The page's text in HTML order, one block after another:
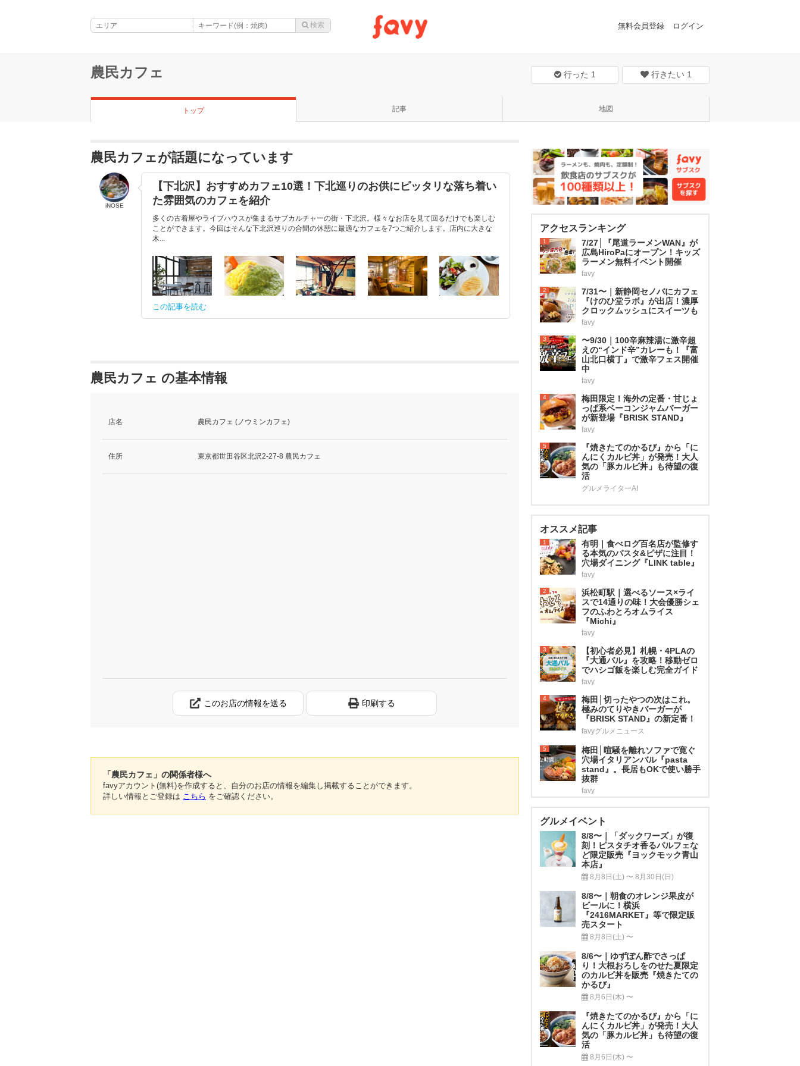
無料会員登録 ログイン
農民カフェ 行った 1 行きたい 1
トップ 記事 地図
農民カフェが話題になっています
iNOSE
【下北沢】おすすめカフェ10選！下北巡りのお供にピッタリな落ち着い
た雰囲気のカフェを紹介
多くの古着屋やライブハウスが集まるサブカルチャーの街・下北沢。様々なお店を見て回るだけでも楽しむ
ことができます。今回はそんな下北沢巡りの合間の休憩に最適なカフェを7つご紹介します。店内に大きな
木...
この記事を読む
農民カフェ の基本情報
店名 農民カフェ (ノウミンカフェ)
住所 東京都世田谷区北沢2-27-8 農民カフェ
このお店の情報を送る 印刷する
「農民カフェ」の関係者様へ
favyアカウント(無料)を作成すると、自分のお店の情報を編集し掲載することができます。
詳しい情報とご登録は こちら をご確認ください。
アクセスランキング
1
7/27│『尾道ラーメンWAN』が
広島HiroPaにオープン！キッズ
ラーメン無料イベント開催
favy
2
7/31〜｜新静岡セノバにカフェ
『けのひ堂ラボ』が出店！濃厚
クロックムッシュにスイーツも
favy
3
〜9/30｜100辛麻辣湯に激辛超
えの“インド辛”カレーも！『富
山北口横丁』で激辛フェス開催
中
favy
4
梅田限定！海外の定番・甘じょ
っぱ系ベーコンジャムバーガー
が新登場『BRISK STAND』
favy
5
『焼きたてのかるび』から「に
んにくカルビ丼」が発売！大人
気の「豚カルビ丼」も待望の復
活
グルメライターAI
オススメ記事
1
有明｜食べログ百名店が監修す
る本気のパスタ&ピザに注目！
穴場ダイニング『LINK table』
favy
2
浜松町駅｜選べるソース×ライ
スで14通りの味！大会優勝シェ
フのふわとろオムライス
『Michi』
favy
3
【初心者必見】札幌・4PLAの
『大通バル』を攻略！移動ゼロ
でハシゴ飯を楽しむ完全ガイド
favy
4
梅田│切ったやつの次はこれ。
極みのてりやきバーガーが
『BRISK STAND』の新定番！
favyグルメニュース
5
梅田│喧騒を離れソファで寛ぐ
穴場イタリアンバル『pasta
stand』。長居もOKで使い勝手
抜群
favy
グルメイベント
8/8〜｜「ダックワーズ」が復
刻！ピスタチオ香るパルフェな
ど限定販売『ヨックモック青山
本店』
8月8日(土) 〜 8月30日(日)
8/8〜｜朝食のオレンジ果皮が
ビールに！横浜
『2416MARKET』等で限定販
売スタート
8月8日(土) 〜
8/6〜｜ゆずぽん酢でさっぱ
り！大根おろしをのせた夏限定
のカルビ丼を販売『焼きたての
かるび』
8月6日(木) 〜
『焼きたてのかるび』から「に
んにくカルビ丼」が発売！大人
気の「豚カルビ丼」も待望の復
活
8月6日(木) 〜